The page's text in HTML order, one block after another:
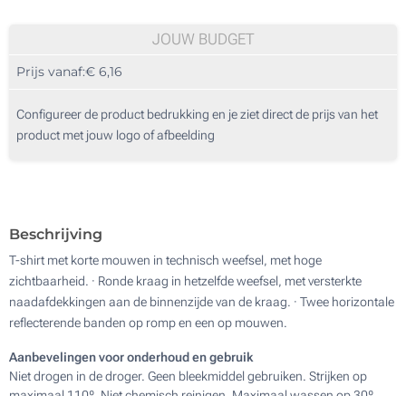
3 Kleuren (Aan een kant)
Digitale kleuren transfer (Aan een kant)
JOUW BUDGET
Prijs vanaf:€ 6,16
Configureer de product bedrukking en je ziet direct de prijs van het
product met jouw logo of afbeelding
Beschrijving
T-shirt met korte mouwen in technisch weefsel, met hoge
zichtbaarheid. · Ronde kraag in hetzelfde weefsel, met versterkte
naadafdekkingen aan de binnenzijde van de kraag. · Twee horizontale
reflecterende banden op romp en een op mouwen.
Aanbevelingen voor onderhoud en gebruik
Niet drogen in de droger. Geen bleekmiddel gebruiken. Strijken op